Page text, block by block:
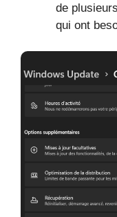
de
qui ont